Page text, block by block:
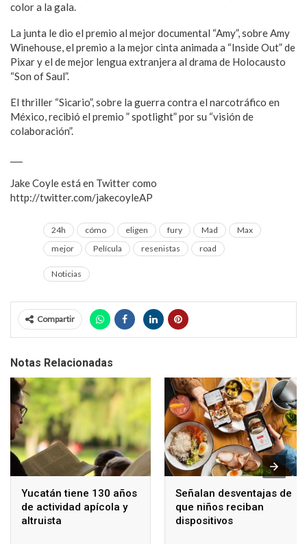
color a la gala.
La junta le dio el premio al mejor documental “Amy”, sobre Amy
Winehouse, el premio a la mejor cinta animada a “Inside Out” de
Pixar y el de mejor lengua extranjera al drama de Holocausto
“Son of Saul”.
El thriller “Sicario”, sobre la guerra contra el narcotráfico en
México, recibió el premio ” spotlight” por su “visión de
colaboración”.
Jake Coyle está en Twitter como
http://twitter.com/jakecoyleAP
24h cómo eligen fury Mad
Max
mejor
Película resenistas road
Noticias
Compartir
Notas Relacionadas
Yucatán tiene 130 años
de actividad apícola y
altruista
Señalan desventajas de
que niños reciban
dispositivos